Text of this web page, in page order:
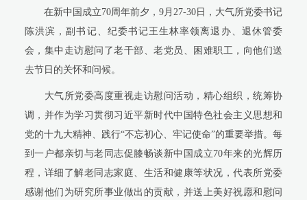
在新中国成立70 周年前夕， 9 月 27-30 日，大气所党委书记
陈洪滨，副书记、纪委书记王生林率领离退办、退休管委
会，集中走访慰问了老干部 、老党员
困难职工，向他们送
去节日的关怀和问候。
大气所党委高度重视走访慰问活动，精心组织，统筹协
调，并作为学习贯彻习近平新时代中国特色社会主义思想和
党的十九大精神、践行“不忘初心、牢记使命”的重要举措。每
到一户都亲切与老同志促膝畅谈新中国成立70年来的光辉历
程，详细了解老同志家庭、生活和健康等状况，代表所党委
感谢他们为研究所事业做出的贡献，并送上美好祝愿和慰问